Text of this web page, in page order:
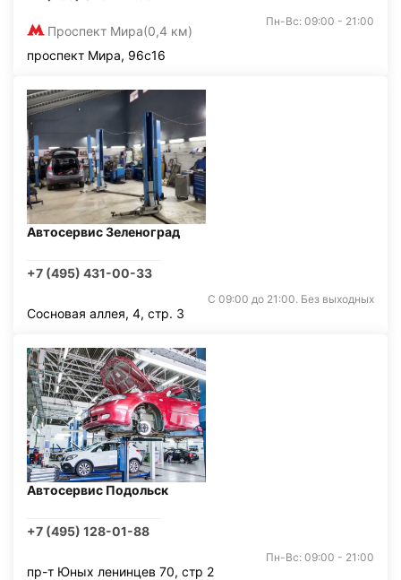
Проспект Мира(0,4 км)
Пн-Вс: 09:00 - 21:00
проспект Мира, 96с16
Автосервис Зеленоград
+7 (495) 431-00-33
С 09:00 до 21:00. Без выходных
Сосновая аллея, 4, стр. 3
Автосервис Подольск
+7 (495) 128-01-88
Пн-Вс: 09:00 - 21:00
пр-т Юных ленинцев 70, стр 2